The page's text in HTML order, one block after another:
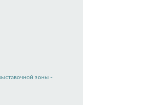
зоны -